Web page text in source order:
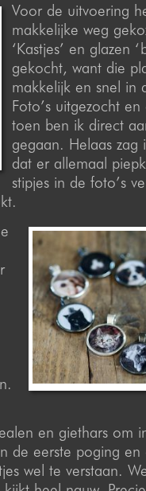
Voor de uitvoering
makkelijke weg
‘Kastjes’ en glazen
gekocht, want die
makkelijk en snel in
Foto’s uitgezocht
toen ben ik direct
gegaan. Helaas zag
dat er allemaal
stipjes in de foto’s
en giethars om
de eerste poging
wel te verstaan.